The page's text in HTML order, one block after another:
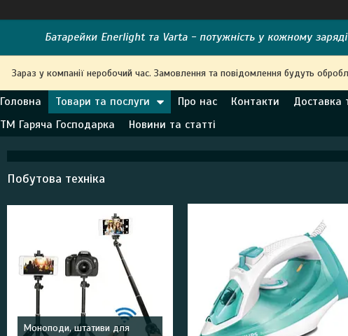
Батарейки Enerlight та Varta - потужність у кожному заряді
Зараз у компанії неробочий час. Замовлення та повідомлення будуть
Головна Товари та послуги Про нас Контакти Доставка
ТМ Гаряча Господарка
Новини та статті
Побутова техніка
Моноподи, штативи для